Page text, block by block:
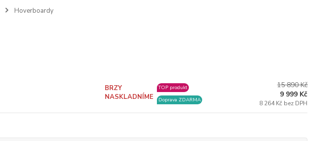
Hoverboardy
BRZY
NASKLADNÍME
TOP produkt
Doprava ZDARMA
15 890 Kč
9 999 Kč
8 264 Kč bez DPH